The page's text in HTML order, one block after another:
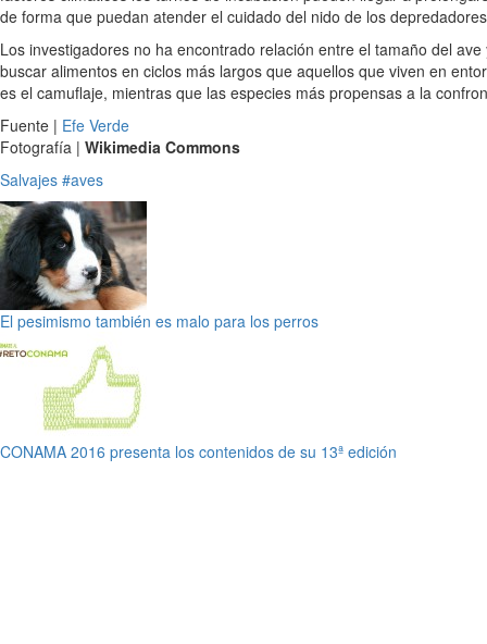
de forma que puedan atender el cuidado del nido de los
Los investigadores no ha encontrado relación entre el tamaño del
buscar alimentos en ciclos más largos que aquellos que viven en
es el camuflaje, mientras que las especies más propensas a la
Fuente | Efe Verde
Fotografía | Wikimedia Commons
Salvajes #aves
El pesimismo también es malo para los perros
CONAMA 2016 presenta los contenidos de su 13ª edición